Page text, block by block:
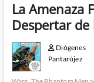
La Amenaza
Despertar de
Diógenes
Pantarújez